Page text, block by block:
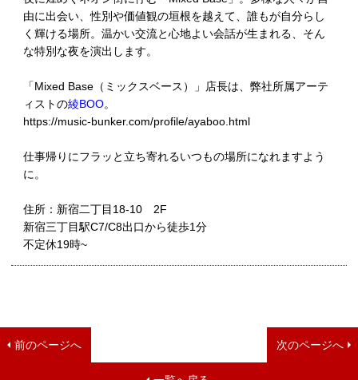
由に出会い、性別や価値観の垣根を越えて、誰もが自分らし
く輝ける場所。温かい交流と心地よい会話が生まれる、そん
な特別な夜を演出します。
「Mixed Base（ミックスベース）」店長は、弊社所属アーテ
ィストの綾BOO。
https://music-bunker.com/profile/ayaboo.html
仕事帰りにフラッと立ち寄れるいつもの場所になれますよう
に。
住所：新宿二丁目18-10 2F
新宿三丁目駅C7/C8出口から徒歩1分
不定休19時~
前のページへ 次のページへ